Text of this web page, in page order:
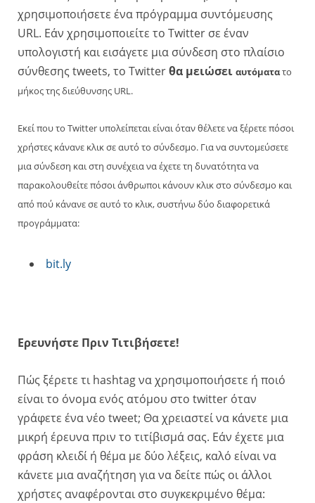
χρησιμοποιήσετε ένα πρόγραμμα συντόμευσης
URL. Εάν χρησιμοποιείτε το Twitter σε έναν
υπολογιστή και εισάγετε μια σύνδεση στο πλαίσιο
σύνθεσης tweets, το Twitterθα μειώσει αυτόματατο
μήκος της διεύθυνσης URL.
Eκεί που το Twitter υπολείπεται είναι όταν θέλετε να ξέρετε πόσοι
χρήστες κάνανε κλικ σε αυτό το σύνδεσμο. Για να συντομεύσετε
μια σύνδεση και στη συνέχεια να έχετε τη δυνατότητα να
παρακολουθείτε πόσοι άνθρωποι κάνουν κλικ στο σύνδεσμο και
από πού κάνανε σε αυτό το κλικ, συστήνω δύο διαφορετικά
προγράμματα:
bit.ly
Eρευνήστε Πριν Τιτιβήσετε!
Πώς ξέρετε τι hashtag να χρησιμοποιήσετε ή ποιό
είναι το όνομα ενός ατόμου στο twitter όταν
γράφετε ένα νέο tweet; Θα χρειαστεί να κάνετε μια
μικρή έρευνα πριν το τιτίβισμά σας. Εάν έχετε μια
φράση κλειδί ή θέμα με δύο λέξεις, καλό είναι να
κάνετε μια αναζήτηση για να δείτε πώς οι άλλοι
χρήστες αναφέρονται στο συγκεκριμένο θέμα: